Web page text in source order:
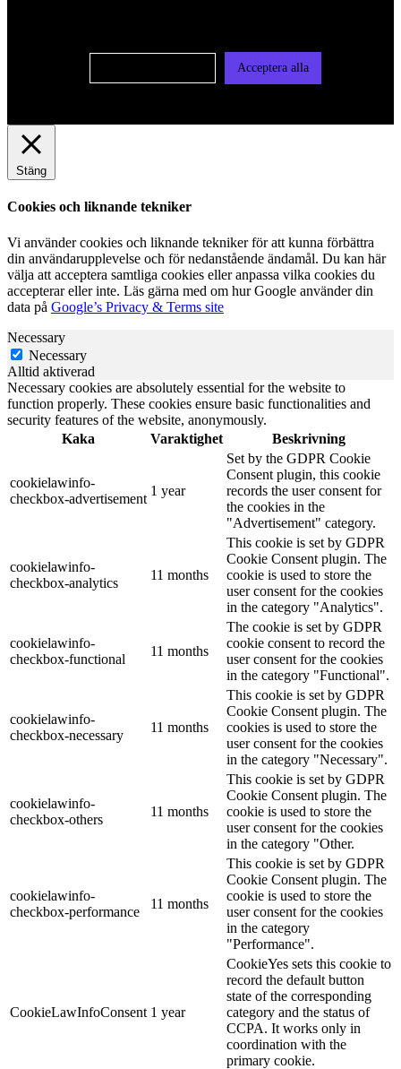
Acceptera alla
Stäng
Cookies och liknande tekniker
Vi använder cookies och liknande tekniker för att kunna förbättra
din användarupplevelse och för nedanstående ändamål. Du kan här
välja att acceptera samtliga cookies eller anpassa vilka cookies du
accepterar eller inte. Läs gärna med om hur Google använder din
data på Google’s Privacy & Terms site
Necessary
Necessary
Alltid aktiverad
Necessary cookies are absolutely essential for the website to
function properly. These cookies ensure basic functionalities and
security features of the website, anonymously.
Kaka
Varaktighet Beskrivning
cookielawinfo-
checkbox-advertisement
1 year
Set by the GDPR Cookie
Consent plugin, this cookie
records the user consent for
the cookies in the
"Advertisement" category.
cookielawinfo-
checkbox-analytics
11 months
This cookie is set by GDPR
Cookie Consent plugin. The
cookie is used to store the
user consent for the cookies
in the category "Analytics".
cookielawinfo-
checkbox-functional
11 months
The cookie is set by GDPR
cookie consent to record the
user consent for the cookies
in the category "Functional".
cookielawinfo-
checkbox-necessary
11 months
This cookie is set by GDPR
Cookie Consent plugin. The
cookies is used to store the
user consent for the cookies
in the category "Necessary".
cookielawinfo-
checkbox-others
11 months
This cookie is set by GDPR
Cookie Consent plugin. The
cookie is used to store the
user consent for the cookies
in the category "Other.
cookielawinfo-
checkbox-performance
11 months
This cookie is set by GDPR
Cookie Consent plugin. The
cookie is used to store the
user consent for the cookies
in the category
"Performance".
CookieLawInfoConsent 1 year
CookieYes sets this cookie to
record the default button
state of the corresponding
category and the status of
CCPA. It works only in
coordination with the
primary cookie.